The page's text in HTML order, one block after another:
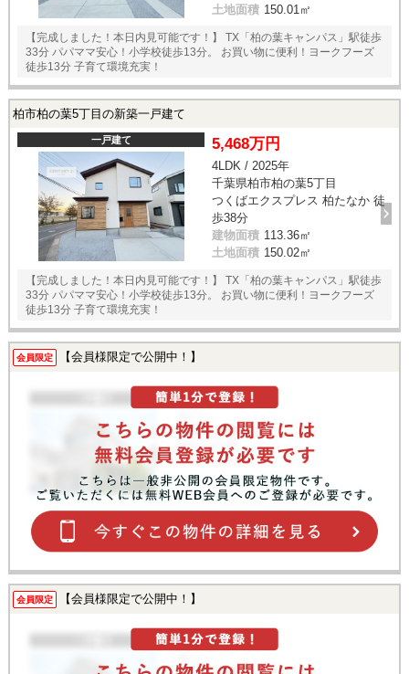
土地面積 150.01㎡
【完成しました！本日内見可能です！】 TX「柏の葉キャンパス」駅徒歩
33分 パパママ安心！小学校徒歩13分。 お買い物に便利！ヨークフーズ
徒歩13分 子育て環境充実！
柏市柏の葉5丁目の新築一戸建て
一戸建て 5,468万円
4LDK / 2025年
千葉県柏市柏の葉5丁目
つくばエクスプレス 柏たなか 徒
歩38分
建物面積 113.36㎡
土地面積 150.02㎡
【完成しました！本日内見可能です！】 TX「柏の葉キャンパス」駅徒歩
33分 パパママ安心！小学校徒歩13分。 お買い物に便利！ヨークフーズ
徒歩13分 子育て環境充実！
会員限定 【会員様限定で公開中！】
会員限定 【会員様限定で公開中！】